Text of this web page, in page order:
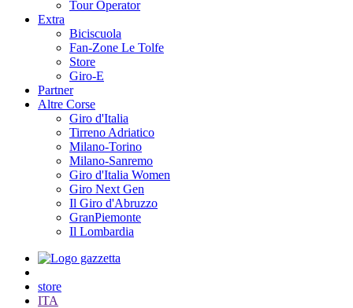
Tour Operator
Extra
Biciscuola
Fan-Zone Le Tolfe
Store
Giro-E
Partner
Altre Corse
Giro d'Italia
Tirreno Adriatico
Milano-Torino
Milano-Sanremo
Giro d'Italia Women
Giro Next Gen
Il Giro d'Abruzzo
GranPiemonte
Il Lombardia
store
ITA